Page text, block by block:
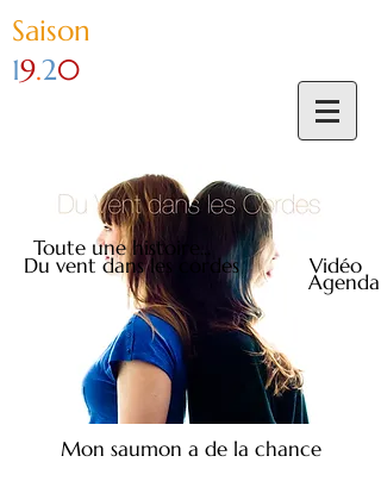
Saison
19.20
Agenda
Vidéo
Toute une histoire...
Du vent dans les cordes
Mon saumon a de la chance